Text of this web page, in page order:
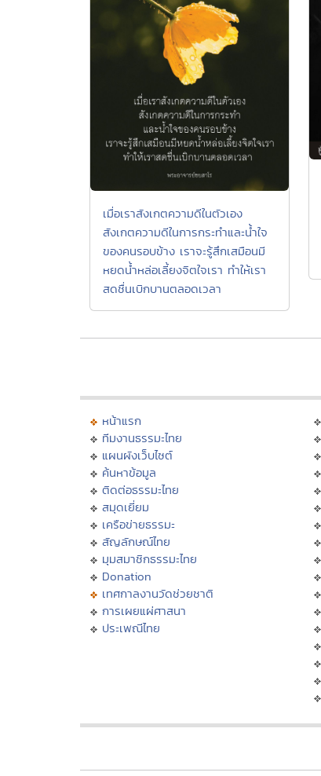
เมื่อเราสังเกตความดีในตัวเอง
สังเกตความดีในการกระทำและน้ำใจ
ของคนรอบข้าง เราจะรู้สึกเสมือนมี
หยดน้ำหล่อเลี้ยงจิตใจเรา ทำให้เรา
สดชื่นเบิกบานตลอดเวลา
หน้าแรก
ทีมงานธรรมะไทย
แผนผังเว็บไซต์
ค้นหาข้อมูล
ติดต่อธรรมะไทย
สมุดเยี่ยม
เครือข่ายธรรมะ
สัญลักษณ์ไทย
มุมสมาชิกธรรมะไทย
Donation
เทศกาลงานวัดช่วยชาติ
การเผยแผ่ศาสนา
ประเพณีไทย